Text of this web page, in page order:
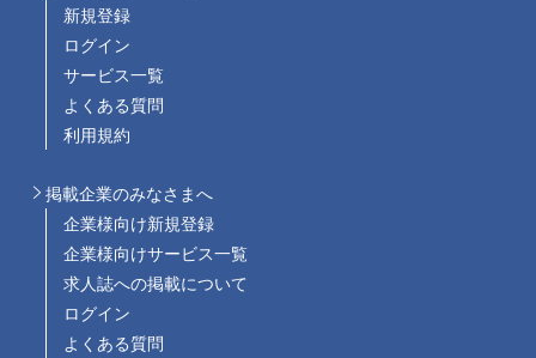
新規登録
ログイン
サービス一覧
よくある質問
利用規約
掲載企業のみなさまへ
企業様向け新規登録
企業様向けサービス一覧
求人誌への掲載について
ログイン
よくある質問